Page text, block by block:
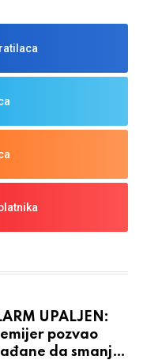
UPALJEN:
pozvao
da smanje